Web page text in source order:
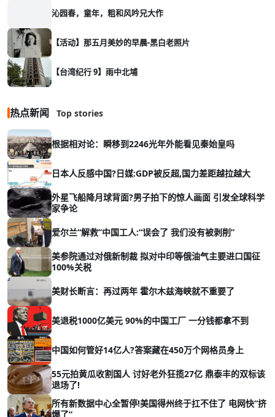
沁园春，童年，粗和风吟兄大作
【活动】那五月美妙的早晨-黑白老照片
【台湾纪行 9】雨中北埔
热点新闻 Top stories
根据相对论：瞬移到2246光年外能看见秦始皇吗
日本人反感中国?日媒:GDP被反超,国力差距越拉越大
外星飞船降月球背面?男子拍下的惊人画面 引发全球科学
家争论
爱尔兰“解救”中国工人:“误会了 我们没有被剥削”
美参院通过对俄新制裁 拟对中印等俄油气主要进口国征
100%关税
美财长断言：再过两年 霍尔木兹海峡就不重要了
美退税1000亿美元 90%的中国工厂 一分钱都拿不到
中国如何管好14亿人?答案藏在450万个网格员身上
55元拍黄瓜收割国人 讨好老外狂揽27亿 鼎泰丰的双标该
退场了!
所有新数据中心全暂停!美国得州终于扛不住了 电网快“挤
爆了”